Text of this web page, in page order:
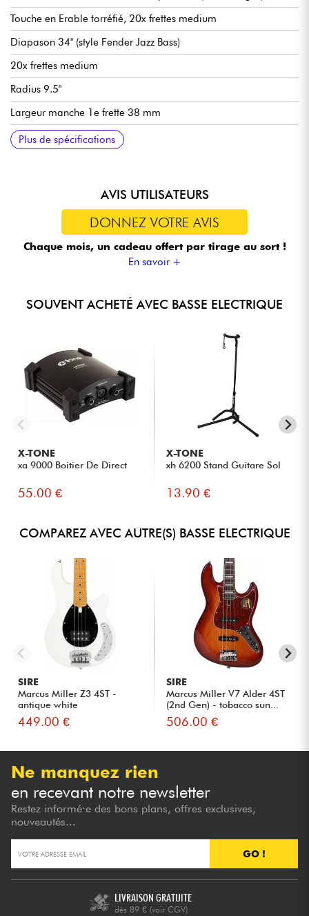
Touche en Erable torréfié, 20x frettes medium
Diapason 34" (style Fender Jazz Bass)
20x frettes medium
Radius 9.5"
Largeur manche 1e frette 38 mm
Micros Sire Custom Super-J Revolution Alnico
Volume (manche), Volume (chevalet), Tone
Chevalet Marcus Miller Vintage -S
Mécaniques Sire Premium Open-Gear
Sillet en os
Finition corps brillant
Finition manche satin
Plus de spécifications
AVIS UTILISATEURS
DONNEZ VOTRE AVIS
Chaque mois, un cadeau offert par tirage au sort !
En savoir +
SOUVENT ACHETÉ AVEC BASSE ELECTRIQUE
X-TONE
xa 9000 Boitier De Direct
55.00 €
X-TONE
xh 6200 Stand Guitare Sol
13.90 €
COMPAREZ AVEC AUTRE(S) BASSE ELECTRIQUE
SIRE
Marcus Miller Z3 4ST -
antique white
449.00 €
SIRE
Marcus Miller V7 Alder 4ST
(2nd Gen) - tobacco sun...
506.00 €
Ne manquez rien
en recevant notre newsletter
Restez informé·e des bons plans, offres exclusives,
nouveautés...
GO !
LIVRAISON GRATUITE
dès 89 € (voir CGV)